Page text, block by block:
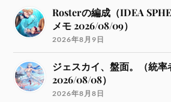
Rosterの編成（IDEA
メモ 2026/08/09）
2026年8月9日
ジェスカイ、盤面。（統率
2026/08/08）
2026年8月8日